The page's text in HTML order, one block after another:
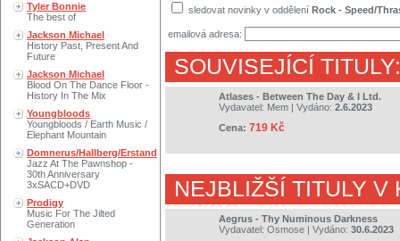
Tyler Bonnie
The best of
Jackson Michael
History Past, Present And
Future
Jackson Michael
Blood On The Dance Floor -
History In The Mix
Youngbloods
Youngbloods / Earth Music /
Elephant Mountain
Domnerus/Hallberg/Erstand
Jazz At The Pawnshop -
30th Anniversary
3xSACD+DVD
Prodigy
Music For The Jilted
Generation
sledovat novinky v oddělení Rock - Speed/
emailová adresa:
SOUVISEJÍCÍ TITULY:
Atlases - Between The Day & I Ltd.
Vydavatel: Mem | Vydáno: 2.6.2023
Cena: 719 Kč
NEJBLIŽŠÍ TITULY V
Aegrus - Thy Numinous Darkness
Vydavatel: Osmose | Vydáno: 30.6.2023